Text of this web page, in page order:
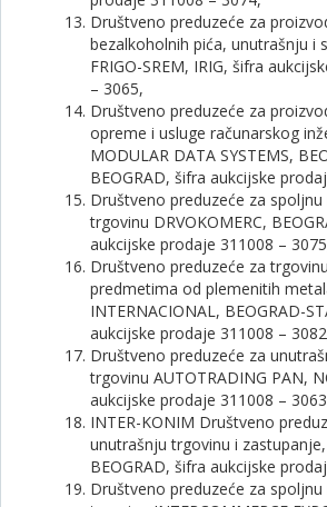
Društveno preduzeće za
bezalkoholnih pića, unutrašnju i
FRIGO-SREM, IRIG, šifra
– 3065,
Društveno preduzeće za
opreme i usluge računarskog
MODULAR DATA SYSTEMS,
BEOGRAD, šifra aukcijske
Društveno preduzeće za
trgovinu DRVOKOMERC,
aukcijske prodaje 311008 –
Društveno preduzeće za
predmetima od plemenitih
INTERNACIONAL, BEOGRAD-
aukcijske prodaje 311008 –
Društveno preduzeće za
trgovinu AUTOTRADING PAN,
aukcijske prodaje 311008 –
INTER-KONIM Društveno
unutrašnju trgovinu i zastupanje,
BEOGRAD, šifra aukcijske
Društveno preduzeće za